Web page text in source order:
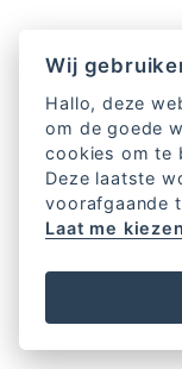
Wij
Hallo, deze
om de goede
cookies om te
Deze laatste
voorafgaande
Laat me kiezen